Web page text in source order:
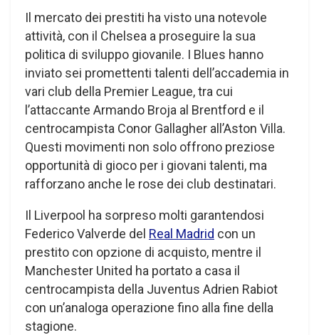
Il mercato dei prestiti ha visto una notevole
attività, con il Chelsea a proseguire la sua
politica di sviluppo giovanile. I Blues hanno
inviato sei promettenti talenti dell’accademia in
vari club della Premier League, tra cui
l’attaccante Armando Broja al Brentford e il
centrocampista Conor Gallagher all’Aston Villa.
Questi movimenti non solo offrono preziose
opportunità di gioco per i giovani talenti, ma
rafforzano anche le rose dei club destinatari.
Il Liverpool ha sorpreso molti garantendosi
Federico Valverde del Real Madrid con un
prestito con opzione di acquisto, mentre il
Manchester United ha portato a casa il
centrocampista della Juventus Adrien Rabiot
con un’analoga operazione fino alla fine della
stagione.